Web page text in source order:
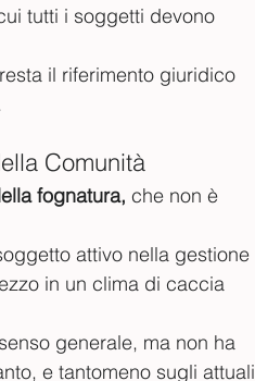
tutti i soggetti devono
il riferimento giuridico
Comunità
fognatura, che non è
attivo nella gestione
in un clima di caccia
generale, ma non ha
e tantomeno sugli attuali